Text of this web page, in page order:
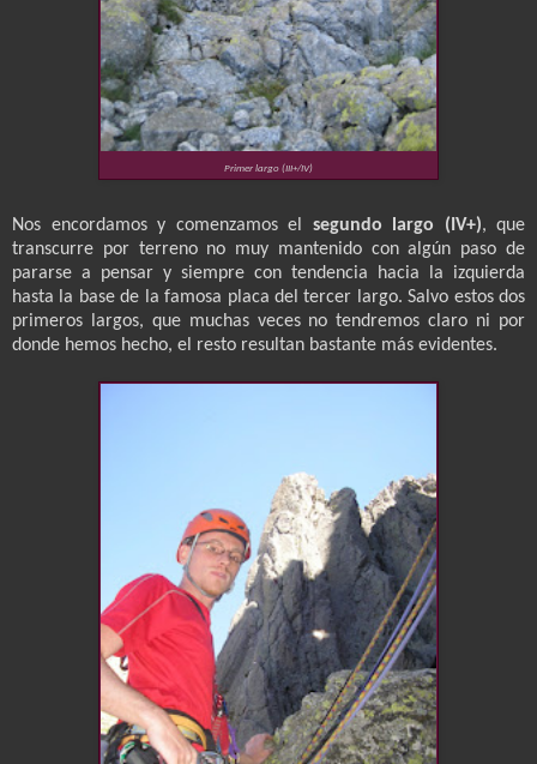
Primer largo (III+/IV)
Nos encordamos y comenzamos el segundo largo (IV+), que
transcurre por terreno no muy mantenido con algún paso de
pararse a pensar y siempre con tendencia hacia la izquierda
hasta la base de la famosa placa del tercer largo. Salvo estos dos
primeros largos, que muchas veces no tendremos claro ni por
donde hemos hecho, el resto resultan bastante más evidentes.